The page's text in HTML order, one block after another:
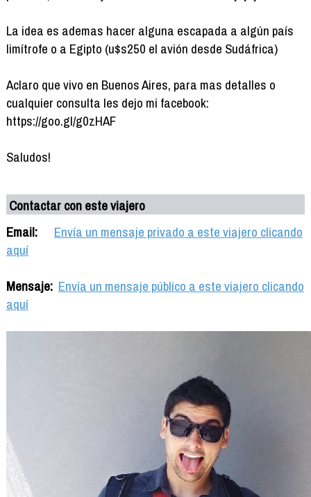
La idea es ademas hacer alguna escapada a algún país
limítrofe o a Egipto (u$s250 el avión desde Sudáfrica)
Aclaro que vivo en Buenos Aires, para mas detalles o
cualquier consulta les dejo mi facebook:
https://goo.gl/g0zHAF
Saludos!
Contactar con este viajero
Email:
Envía un mensaje privado a este viajero clicando
aquí
Mensaje: Envía un mensaje público a este viajero clicando
aquí